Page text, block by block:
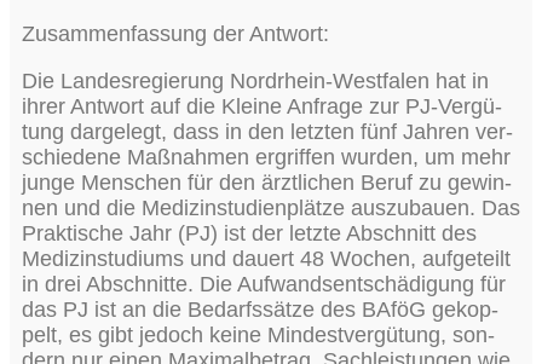
Zusam­men­fas­sung der Antwort:
Die Lan­des­re­gie­rung Nord­rhein-West­fa­len hat in
ihrer Ant­wort auf die Klei­ne Anfra­ge zur PJ-Ver­gü­
tung dar­ge­legt, dass in den letz­ten fünf Jah­ren ver­
schie­de­ne Maß­nah­men ergrif­fen wur­den, um mehr
jun­ge Men­schen für den ärzt­li­chen Beruf zu gewin­
nen und die Medi­zin­stu­di­en­plät­ze aus­zu­bau­en. Das
Prak­ti­sche Jahr (PJ) ist der letz­te Abschnitt des
Medi­zin­stu­di­ums und dau­ert 48 Wochen, auf­ge­teilt
in drei Abschnit­te. Die Auf­wands­ent­schä­di­gung für
das PJ ist an die Bedarfs­sät­ze des BAföG gekop­
pelt, es gibt jedoch kei­ne Min­dest­ver­gü­tung, son­